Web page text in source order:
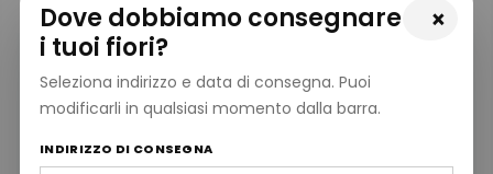
×
Dove dobbiamo consegnare
i tuoi fiori?
Seleziona indirizzo e data di consegna. Puoi
modificarli in qualsiasi momento dalla barra.
INDIRIZZO DI CONSEGNA